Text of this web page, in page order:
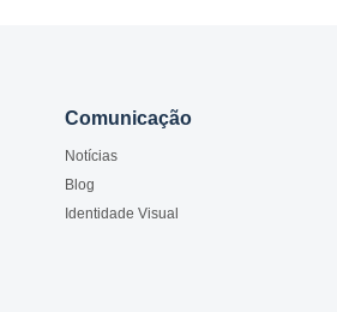
Comunicação
Notícias
Blog
Identidade Visual